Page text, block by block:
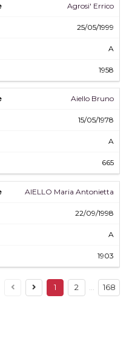
Agrosi' Errico
25/05/1999
A
1958
Aiello Bruno
15/05/1978
A
665
AIELLO Maria Antonietta
22/09/1998
A
1903
1 2 …
168